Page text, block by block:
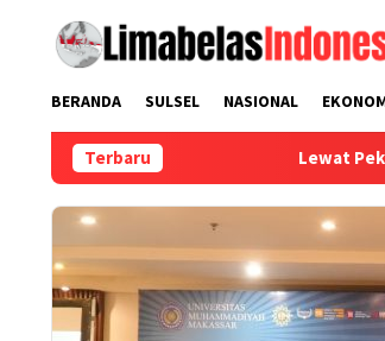
BERANDA SULSEL NASIONAL
TerbaruLewat Pekerja Migran,